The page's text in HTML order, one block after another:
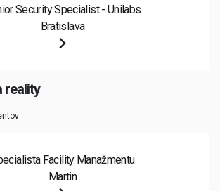
Security Specialist - Unilabs
Bratislava
reality
Facility Manažmentu
Martin